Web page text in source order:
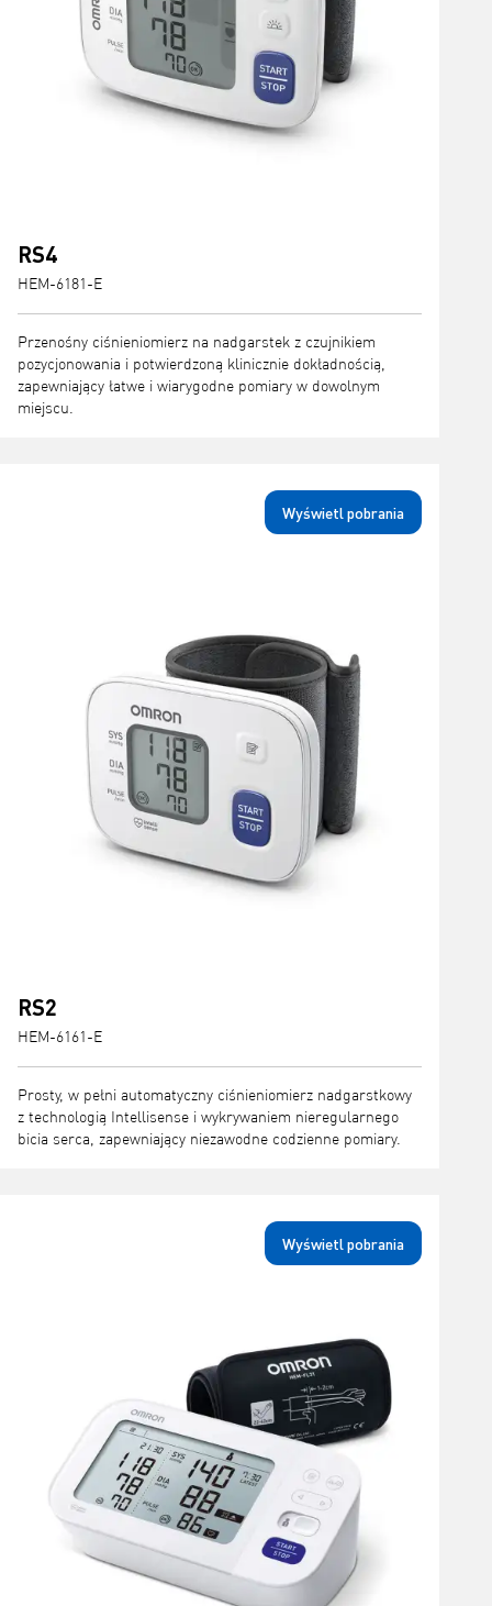
RS4
HEM-6181-E
Przenośny ciśnieniomierz na nadgarstek z czujnikiem
pozycjonowania i potwierdzoną klinicznie dokładnością,
zapewniający łatwe i wiarygodne pomiary w dowolnym
miejscu.
RS2
HEM-6161-E
Prosty, w pełni automatyczny ciśnieniomierz nadgarstkowy
z technologią Intellisense i wykrywaniem nieregularnego
bicia serca, zapewniający niezawodne codzienne pomiary.
Wyświetl pobrania
Wyświetl pobrania